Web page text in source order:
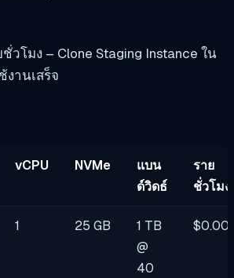
ชั่วโมง – Clone Staging Instance ใน
งานเสร็จ
vCPU NVMe
แบน
ด์วิดธ์
ราย
ชั่วโมง
1 25 GB
1 TB
@
40